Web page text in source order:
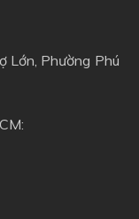
Lớn, Phường Phú